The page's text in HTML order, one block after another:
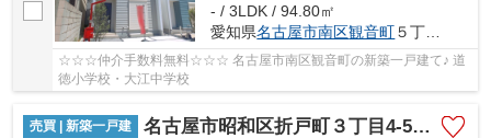
- / 3LDK / 94.80㎡
愛知県名古屋市南区観音町５丁目106
☆☆☆仲介手数料無料☆☆☆ 名古屋市南区観音町の新築一戸建て♪ 道
徳小学校・大江中学校
売買 | 新築一戸建 名古屋市昭和区折戸町３丁目4-5【仲介手数料無料】新築一戸建て 1号棟